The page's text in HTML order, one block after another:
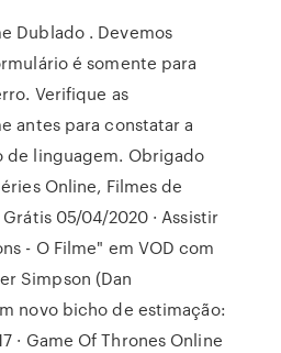
Dublado . Devemos
é somente para
Verifique as
antes para constatar a
de linguagem. Obrigado
Online, Filmes de
05/04/2020 · Assistir
- O Filme" em VOD com
Simpson (Dan
novo bicho de estimação:
· Game Of Thrones Online